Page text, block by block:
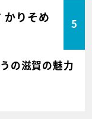
かりそめ
5
の滋賀の魅力